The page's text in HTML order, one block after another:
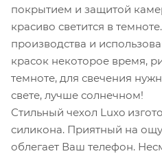
покрытием и защитой
красиво светится в
производства и
красок некоторое время,
темноте, для свечения
свете, лучше солнечном!
Стильный чехол Luxo
силикона. Приятный на
облегает Ваш телефон.